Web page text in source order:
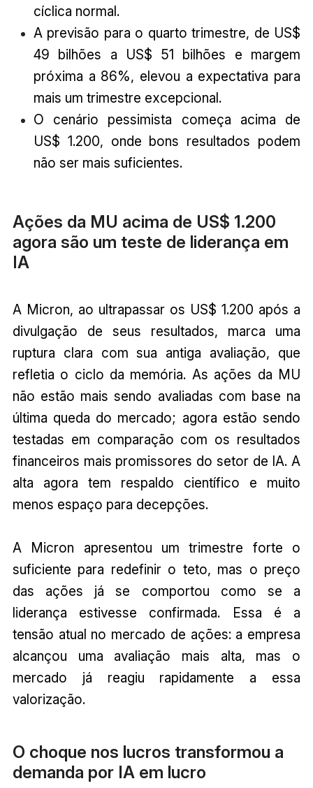
cíclica normal.
A previsão para o quarto trimestre, de US$
49 bilhões a US$ 51 bilhões e margem
próxima a 86%, elevou a expectativa para
mais um trimestre excepcional.
O cenário pessimista começa acima de
US$ 1.200, onde bons resultados podem
não ser mais suficientes.
Ações da MU acima de US$ 1.200
agora são um teste de liderança em
IA
A Micron, ao ultrapassar os US$ 1.200 após a
divulgação de seus resultados, marca uma
ruptura clara com sua antiga avaliação, que
refletia o ciclo da memória. As ações da MU
não estão mais sendo avaliadas com base na
última queda do mercado; agora estão sendo
testadas em comparação com os resultados
financeiros mais promissores do setor de IA. A
alta agora tem respaldo científico e muito
menos espaço para decepções.
A Micron apresentou um trimestre forte o
suficiente para redefinir o teto, mas o preço
das ações já se comportou como se a
liderança estivesse confirmada. Essa é a
tensão atual no mercado de ações: a empresa
alcançou uma avaliação mais alta, mas o
mercado já reagiu rapidamente a essa
valorização.
O choque nos lucros transformou a
demanda por IA em lucro